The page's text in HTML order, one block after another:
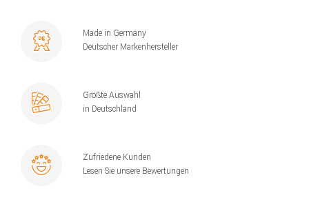
Made in Germany
Deutscher Markenhersteller
Größte Auswahl
in Deutschland
Zufriedene Kunden
Lesen Sie unsere Bewertungen